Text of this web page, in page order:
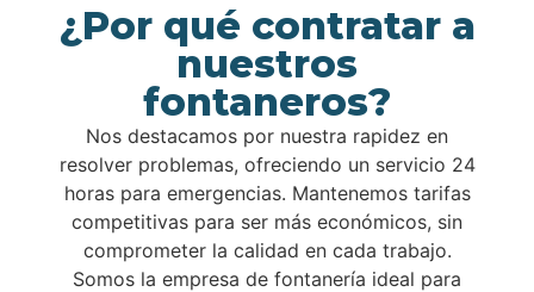
¿Por qué contratar a
nuestros
fontaneros?
Nos destacamos por nuestra rapidez en
resolver problemas, ofreciendo un servicio 24
horas para emergencias. Mantenemos tarifas
competitivas para ser más económicos, sin
comprometer la calidad en cada trabajo.
Somos la empresa de fontanería ideal para